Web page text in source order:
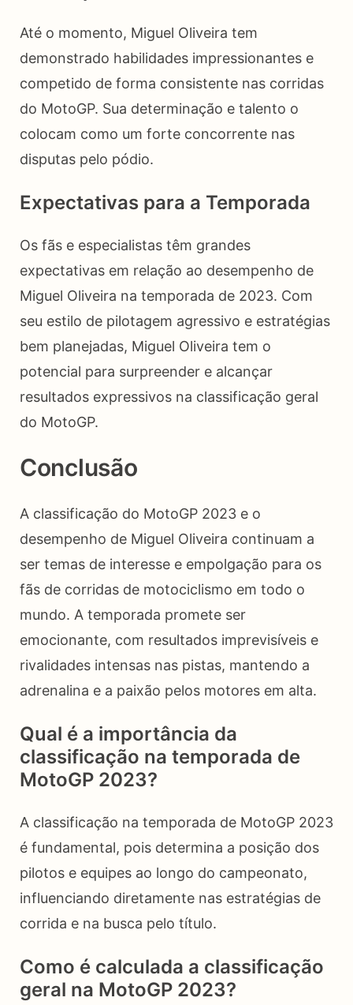
Até o momento, Miguel Oliveira tem
demonstrado habilidades impressionantes e
competido de forma consistente nas corridas
do MotoGP. Sua determinação e talento o
colocam como um forte concorrente nas
disputas pelo pódio.
Expectativas para a Temporada
Os fãs e especialistas têm grandes
expectativas em relação ao desempenho de
Miguel Oliveira na temporada de 2023. Com
seu estilo de pilotagem agressivo e estratégias
bem planejadas, Miguel Oliveira tem o
potencial para surpreender e alcançar
resultados expressivos na classificação geral
do MotoGP.
Conclusão
A classificação do MotoGP 2023 e o
desempenho de Miguel Oliveira continuam a
ser temas de interesse e empolgação para os
fãs de corridas de motociclismo em todo o
mundo. A temporada promete ser
emocionante, com resultados imprevisíveis e
rivalidades intensas nas pistas, mantendo a
adrenalina e a paixão pelos motores em alta.
Qual é a importância da
classificação na temporada de
MotoGP 2023?
A classificação na temporada de MotoGP 2023
é fundamental, pois determina a posição dos
pilotos e equipes ao longo do campeonato,
influenciando diretamente nas estratégias de
corrida e na busca pelo título.
Como é calculada a classificação
geral na MotoGP 2023?